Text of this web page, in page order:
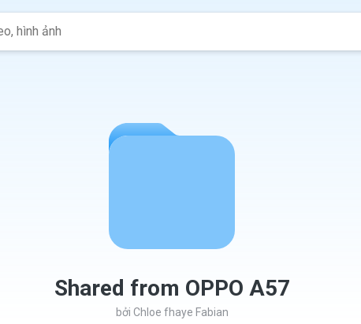
Shared from OPPO A57
bởi Chloe fhaye Fabian